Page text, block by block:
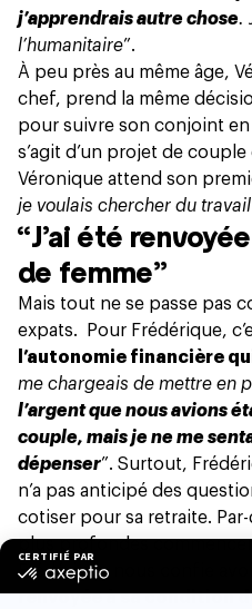
j’apprendrais autre chose.
l’humanitaire”.
À peu près au même âge,
chef, prend la même
pour suivre son conjoint en
s’agit d’un projet de
Véronique attend son
je voulais chercher du
“J’ai été
de femme”
Mais tout ne se passe pas
expats. Pour Frédérique,
l’autonomie financière
me chargeais de mettre en
l’argent que nous avions
couple, mais je ne me
dépenser”. Surtout,
n’a pas anticipé des
cotiser pour sa retraite.
plus profondes
Frédérique nous confie
renvoyée à sa condition